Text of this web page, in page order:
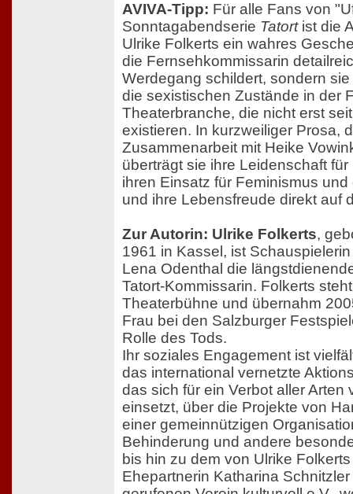
AVIVA-Tipp: Für alle Fans von
Sonntagabendserie Tatortist die
Ulrike Folkerts ein wahres
die Fernsehkommissarin
Werdegang schildert, sondern
die sexistischen Zustände in der
Theaterbranche, die nicht erst
existieren. In kurzweiliger Prosa,
Zusammenarbeit mit Heike
überträgt sie ihre Leidenschaft
ihren Einsatz für Feminismus
und ihre Lebensfreude direkt auf
Zur Autorin: Ulrike Folkerts,
1961 in Kassel, ist
Lena Odenthal die
Tatort-Kommissarin. Folkerts
Theaterbühne und übernahm
Frau bei den Salzburger
Rolle des Tods.
Ihr soziales Engagement ist
das international vernetzte
das sich für ein Verbot aller Arten
einsetzt, über die Projekte von
einer gemeinnützigen
Behinderung und andere
bis hin zu dem von Ulrike
Ehepartnerin Katharina